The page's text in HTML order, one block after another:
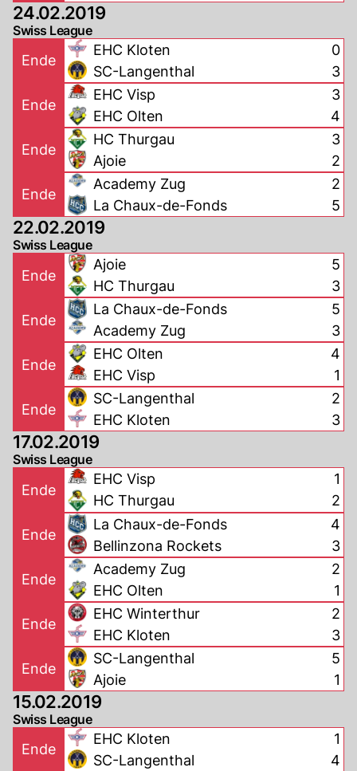
24.02.2019
Swiss League
Ende
EHC Kloten
SC-Langenthal
0
3
Ende
EHC Visp
EHC Olten
3
4
Ende
HC Thurgau
Ajoie
3
2
Ende
Academy Zug
La Chaux-de-Fonds
2
5
22.02.2019
Swiss League
Ende
Ajoie
HC Thurgau
5
3
Ende
La Chaux-de-Fonds
Academy Zug
5
3
Ende
EHC Olten
EHC Visp
4
1
Ende
SC-Langenthal
EHC Kloten
2
3
17.02.2019
Swiss League
Ende
EHC Visp
HC Thurgau
1
2
Ende
La Chaux-de-Fonds
Bellinzona Rockets
4
3
Ende
Academy Zug
EHC Olten
2
1
Ende
EHC Winterthur
EHC Kloten
2
3
Ende
SC-Langenthal
Ajoie
5
1
15.02.2019
Swiss League
Ende
EHC Kloten
SC-Langenthal
1
4